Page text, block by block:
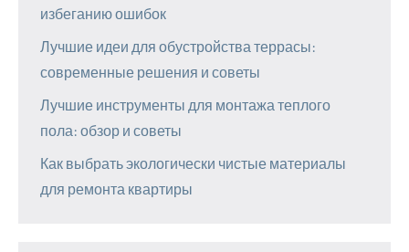
избеганию ошибок
Лучшие идеи для обустройства террасы:
современные решения и советы
Лучшие инструменты для монтажа теплого
пола: обзор и советы
Как выбрать экологически чистые материалы
для ремонта квартиры